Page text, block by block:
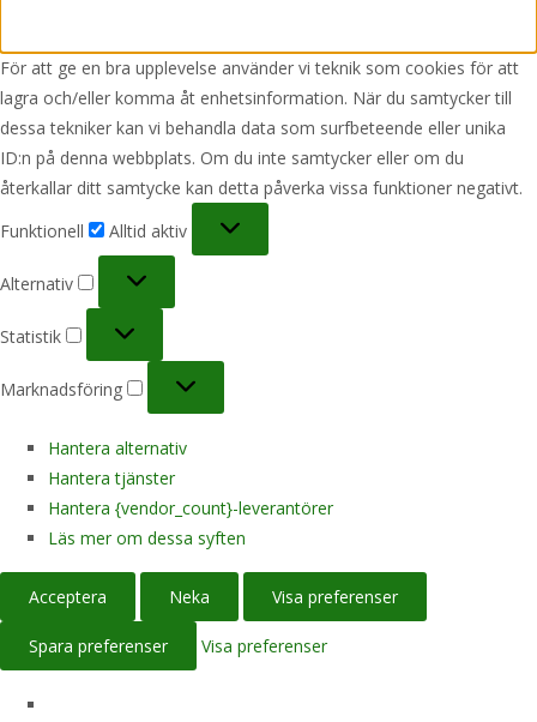
För att ge en bra upplevelse använder vi teknik som cookies för att
lagra och/eller komma åt enhetsinformation. När du samtycker till
dessa tekniker kan vi behandla data som surfbeteende eller unika
ID:n på denna webbplats. Om du inte samtycker eller om du
återkallar ditt samtycke kan detta påverka vissa funktioner negativt.
Funktionell
Alltid aktiv
Alternativ
Statistik
Marknadsföring
Hantera alternativ
Hantera tjänster
Hantera {vendor_count}-leverantörer
Läs mer om dessa syften
Acceptera Neka Visa preferenser
Spara preferenser Visa preferenser